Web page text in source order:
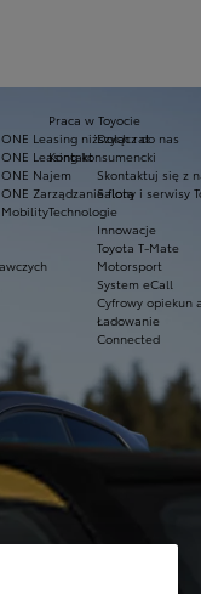
Praca w Toyocie
Dołącz do nas
Kontakt
Skontaktuj się z
Salony i serwisy
Technologie
Innowacje
Toyota T-Mate
Motorsport
System eCall
Cyfrowy opiekun
Ładowanie
Connected
Leasing niższych rat
Leasing konsumencki
Najem
ONE Zarządzanie flotą
Mobility